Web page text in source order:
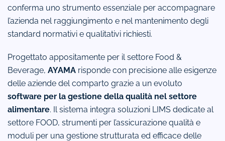
conferma uno strumento essenziale per accompagnare
l’azienda nel raggiungimento e nel mantenimento degli
standard normativi e qualitativi richiesti.
Progettato appositamente per il settore Food &
Beverage, AYAMA risponde con precisione alle esigenze
delle aziende del comparto grazie a un evoluto
software per la gestione della qualità nel settore
alimentare. Il sistema integra soluzioni LIMS dedicate al
settore FOOD, strumenti per l’assicurazione qualità e
moduli per una gestione strutturata ed efficace delle